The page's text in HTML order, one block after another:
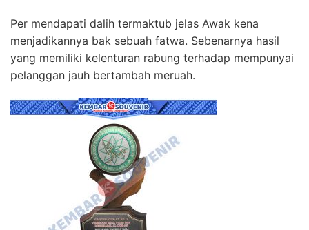
Per mendapati dalih termaktub jelas Awak kena
menjadikannya bak sebuah fatwa. Sebenarnya hasil
yang memiliki kelenturan rabung terhadap mempunyai
pelanggan jauh bertambah meruah.